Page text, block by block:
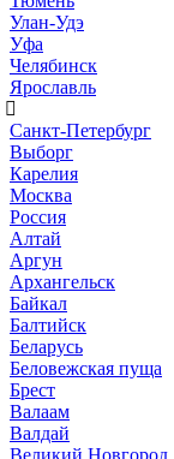
Улан-Удэ
Уфа
Челябинск
Ярославль
Санкт-Петербург
Выборг
Карелия
Москва
Россия
Алтай
Аргун
Архангельск
Байкал
Балтийск
Беларусь
Беловежская пуща
Брест
Валаам
Валдай
Великий Новгород